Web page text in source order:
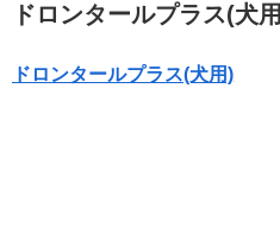
ドロンタールプラス(犬用
ドロンタールプラス(犬用)